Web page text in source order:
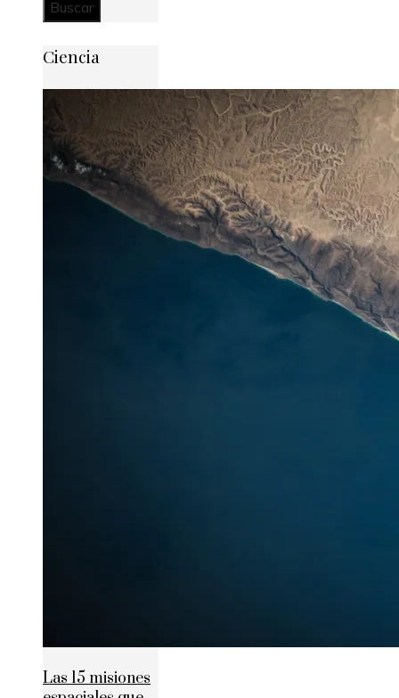
Ciencia
Las 15 misiones